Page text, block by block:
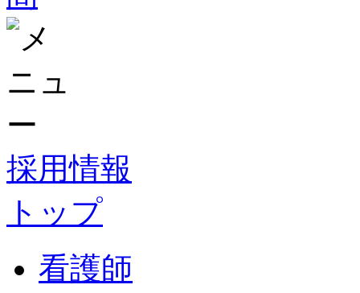
採用情報
トップ
看護師